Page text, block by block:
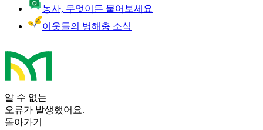
농사, 무엇이든 물어보세요
이웃들의 병해충 소식
알 수 없는
오류가 발생했어요.
돌아가기